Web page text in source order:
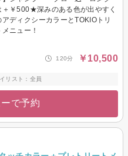
￥500★深みのある色が出やすく
ディクシーカラーとTOKIOトリ
ニュー！
120分 ￥10,500
リスト：全員
で予約